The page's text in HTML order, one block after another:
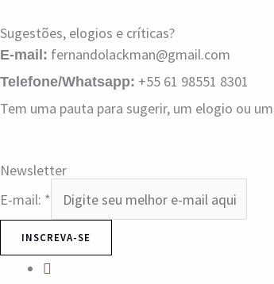
Sugestões, elogios e críticas?
E-mail: fernandolackman@gmail.com
Telefone/Whatsapp: +55 61 98551 8301
Tem uma pauta para sugerir, um elogio ou
Newsletter
E-mail: *
INSCREVA-SE